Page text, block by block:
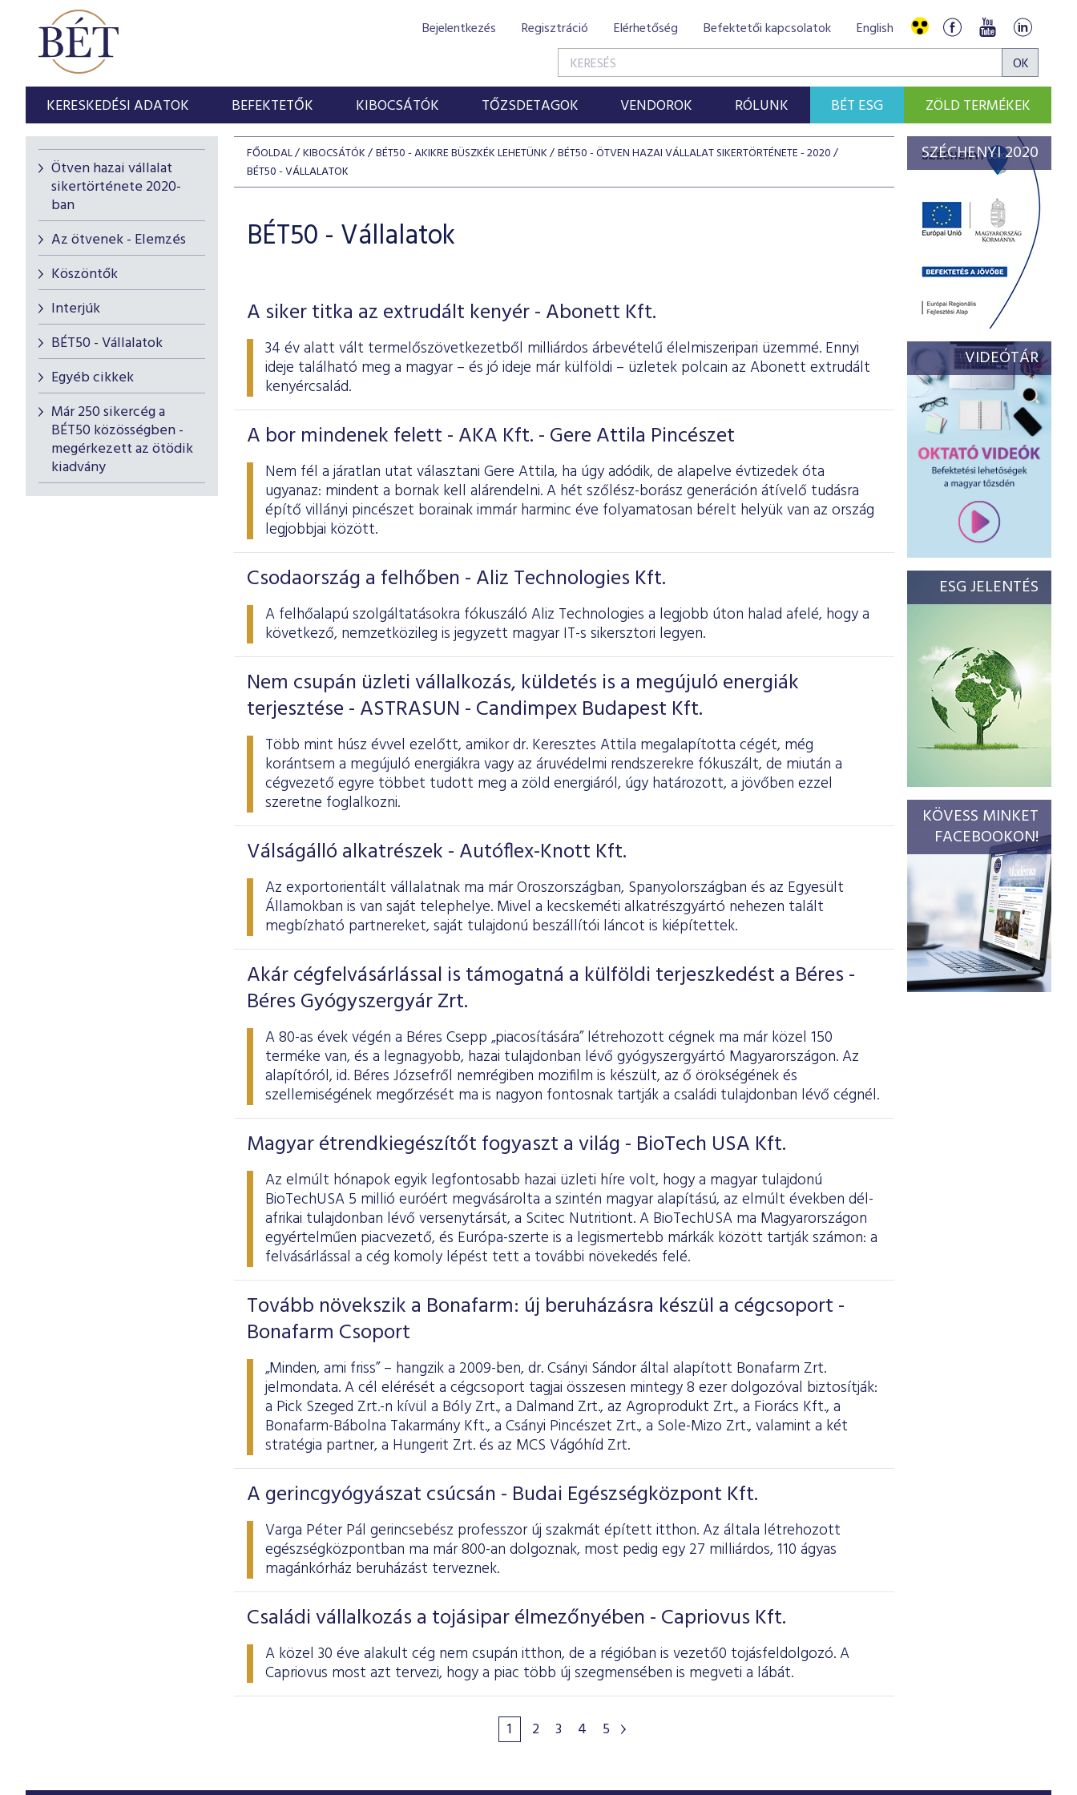
Bejelentkezés Regisztráció Elérhetőség Befektetői kapcsolatok English
KERESKEDÉSI ADATOK BEFEKTETŐK KIBOCSÁTÓK TŐZSDETAGOK VENDOROK RÓLUNK BÉT ESG ZÖLD TERMÉKEK
Ötven hazai vállalat
sikertörténete 2020-
ban
Az ötvenek - Elemzés
Köszöntők
Interjúk
BÉT50 - Vállalatok
Egyéb cikkek
Már 250 sikercég a
BÉT50 közösségben -
megérkezett az ötödik
kiadvány
FŐOLDAL KIBOCSÁTÓK BÉT50 - AKIKRE BÜSZKÉK LEHETÜNK
BÉT50 - ÖTVEN HAZAI VÁLLALAT SIKERTÖRTÉNETE - 2020
BÉT50 - VÁLLALATOK
BÉT50 - Vállalatok
A siker titka az extrudált kenyér - Abonett Kft.
34 év alatt vált termelőszövetkezetből milliárdos árbevételű élelmiszeripari üzemmé. Ennyi
ideje található meg a magyar – és jó ideje már külföldi – üzletek polcain az Abonett extrudált
kenyércsalád.
A bor mindenek felett - AKA Kft. - Gere Attila Pincészet
Nem fél a járatlan utat választani Gere Attila, ha úgy adódik, de alapelve évtizedek óta
ugyanaz: mindent a bornak kell alárendelni. A hét szőlész-borász generáción átívelő tudásra
építő villányi pincészet borainak immár harminc éve folyamatosan bérelt helyük van az ország
legjobbjai között.
Csodaország a felhőben - Aliz Technologies Kft.
A felhőalapú szolgáltatásokra fókuszáló Aliz Technologies a legjobb úton halad afelé, hogy a
következő, nemzetközileg is jegyzett magyar IT-s sikersztori legyen.
Nem csupán üzleti vállalkozás, küldetés is a megújuló energiák
terjesztése - ASTRASUN - Candimpex Budapest Kft.
Több mint húsz évvel ezelőtt, amikor dr. Keresztes Attila megalapította cégét, még
korántsem a megújuló energiákra vagy az áruvédelmi rendszerekre fókuszált, de miután a
cégvezető egyre többet tudott meg a zöld energiáról, úgy határozott, a jövőben ezzel
szeretne foglalkozni.
Válságálló alkatrészek - Autóflex-Knott Kft.
Az exportorientált vállalatnak ma már Oroszországban, Spanyolországban és az Egyesült
Államokban is van saját telephelye. Mivel a kecskeméti alkatrészgyártó nehezen talált
megbízható partnereket, saját tulajdonú beszállítói láncot is kiépítettek.
Akár cégfelvásárlással is támogatná a külföldi terjeszkedést a Béres -
Béres Gyógyszergyár Zrt.
A 80-as évek végén a Béres Csepp „piacosítására” létrehozott cégnek ma már közel 150
terméke van, és a legnagyobb, hazai tulajdonban lévő gyógyszergyártó Magyarországon. Az
alapítóról, id. Béres Józsefről nemrégiben mozifilm is készült, az ő örökségének és
szellemiségének megőrzését ma is nagyon fontosnak tartják a családi tulajdonban lévő cégnél.
Magyar étrendkiegészítőt fogyaszt a világ - BioTech USA Kft.
Az elmúlt hónapok egyik legfontosabb hazai üzleti híre volt, hogy a magyar tulajdonú
BioTechUSA 5 millió euróért megvásárolta a szintén magyar alapítású, az elmúlt években dél-
afrikai tulajdonban lévő versenytársát, a Scitec Nutritiont. A BioTechUSA ma Magyarországon
egyértelműen piacvezető, és Európa-szerte is a legismertebb márkák között tartják számon: a
felvásárlással a cég komoly lépést tett a további növekedés felé.
Tovább növekszik a Bonafarm: új beruházásra készül a cégcsoport -
Bonafarm Csoport
„Minden, ami friss” – hangzik a 2009-ben, dr. Csányi Sándor által alapított Bonafarm Zrt.
jelmondata. A cél elérését a cégcsoport tagjai összesen mintegy 8 ezer dolgozóval biztosítják:
a Pick Szeged Zrt.-n kívül a Bóly Zrt., a Dalmand Zrt., az Agroprodukt Zrt., a Fiorács Kft., a
Bonafarm-Bábolna Takarmány Kft., a Csányi Pincészet Zrt., a Sole-Mizo Zrt., valamint a két
stratégia partner, a Hungerit Zrt. és az MCS Vágóhíd Zrt.
A gerincgyógyászat csúcsán - Budai Egészségközpont Kft.
Varga Péter Pál gerincsebész professzor új szakmát épített itthon. Az általa létrehozott
egészségközpontban ma már 800-an dolgoznak, most pedig egy 27 milliárdos, 110 ágyas
magánkórház beruházást terveznek.
Családi vállalkozás a tojásipar élmezőnyében - Capriovus Kft.
A közel 30 éve alakult cég nem csupán itthon, de a régióban is vezető0 tojásfeldolgozó. A
Capriovus most azt tervezi, hogy a piac több új szegmensében is megveti a lábát.
1 2 3 4 5
SZÉCHENYI 2020
VIDEÓTÁR
ESG JELENTÉS
KÖVESS MINKET
FACEBOOKON!